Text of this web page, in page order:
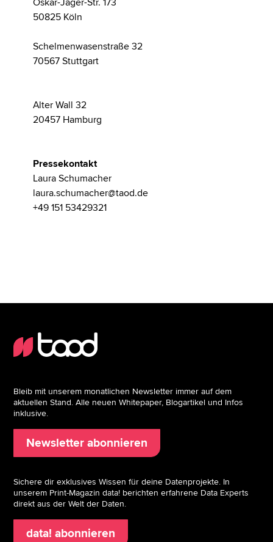
Oskar-Jäger-Str. 173
50825 Köln
Schelmenwasenstraße 32
70567 Stuttgart
Alter Wall 32
20457 Hamburg
Pressekontakt
Laura Schumacher
laura.schumacher@taod.de
+49 151 53429321
Bleib mit unserem monatlichen Newsletter immer auf dem
aktuellen Stand. Alle neuen Whitepaper, Blogartikel und Infos
inklusive.
Newsletter abonnieren
Sichere dir exklusives Wissen für deine Datenprojekte. In
unserem Print-Magazin data! berichten erfahrene Data Experts
direkt aus der Welt der Daten.
data! abonnieren